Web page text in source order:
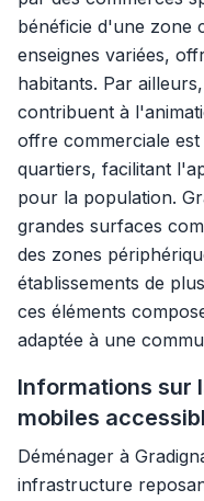
bénéficie d'une zone
enseignes variées,
habitants. Par
contribuent à
offre commerciale
quartiers, facilitant
pour la population.
grandes surfaces
des zones
établissements de
ces éléments
adaptée à une
Informations sur
mobiles
Déménager à
infrastructure